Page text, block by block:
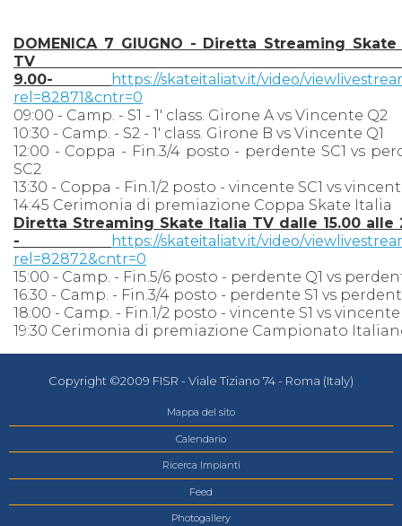
DOMENICA 7 GIUGNO - Diretta Streaming
TV
9.00-
https://skateitaliatv.it/video/
rel=82871&cntr=0
09:00 - Camp. - S1 - 1' class. Girone A vs Vincente Q2
10:30 - Camp. - S2 - 1' class. Girone B vs Vincente Q1
12:00 - Coppa - Fin.3/4 posto - perdente SC1 vs
SC2
13:30 - Coppa - Fin.1/2 posto - vincente SC1 vs
14:45 Cerimonia di premiazione Coppa Skate Italia
Diretta Streaming Skate Italia TV dalle 15.00 alle
-
https://skateitaliatv.it/video/
rel=82872&cntr=0
15:00 - Camp. - Fin.5/6 posto - perdente Q1 vs
16:30 - Camp. - Fin.3/4 posto - perdente S1 vs
18:00 - Camp. - Fin.1/2 posto - vincente S1 vs vincente
19:30 Cerimonia di premiazione Campionato
Copyright ©2009 FISR - Viale Tiziano 74 - Roma (Italy)
Mappa del sito
Calendario
Ricerca Impianti
Feed
Photogallery